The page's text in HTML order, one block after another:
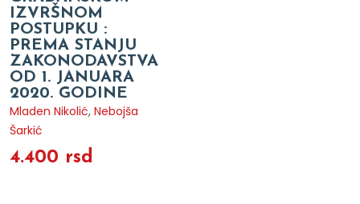
IZVRŠNOM
POSTUPKU :
PREMA STANJU
ZAKONODAVSTVA
OD 1. JANUARA
2020. GODINE
Mladen Nikolić, Nebojša
Šarkić
4.400 rsd